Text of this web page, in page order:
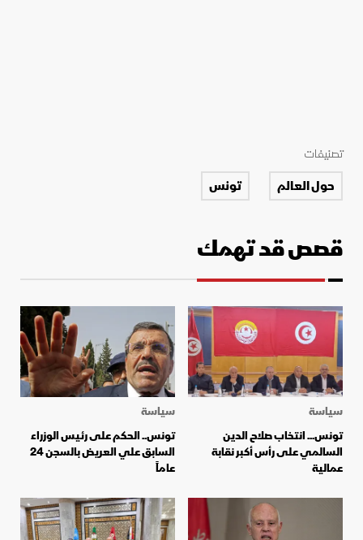
تصنيفات
حول العالم تونس
قصص قد تهمك
سياسة
تونس... انتخاب صلاح الدين
السالمي على رأس أكبر نقابة
عمالية
سياسة
تونس.. الحكم على رئيس الوزراء
السابق علي العريض بالسجن 24
عاماً